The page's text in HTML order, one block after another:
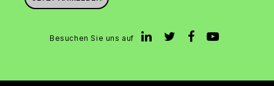
Besuchen Sie uns auf